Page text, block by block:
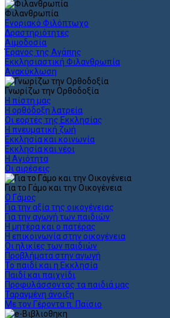
Φιλανθρωπία
Ενοριακό Φιλόπτωχο
Δραστηριότητες
Αιμοδοσία
Έρανος της Αγάπης
Εκκλησιαστική Φιλανθρωπία
Ανακύκλωση
Γνωρίζω την Ορθοδοξία
Η πίστη μας
Η ορθόδοξη λατρεία
Οι εορτές της Εκκλησίας
Η πνευματική ζωή
Εκκλησία και κοινωνία
Εκκλησία και νέοι
Η Αγιότητα
Οι αιρέσεις
Για το Γάμο και την Οικογένεια
Ο Γάμος
Για την αξία της οικογένειας
Για την αγωγή των παιδιών
Η μητέρα και ο πατέρας
Η επικοινωνία στην οικογένεια
Οι ηλικίες των παιδιών
Προβλήματα στην αγωγή
Το παιδί και η Εκκλησία
Παιδί και παιχνίδι
Προφυλάσσοντας τα παιδιά μας
Ταραγμένη άνοιξη
Με τον Γέροντα π. Παϊσιο